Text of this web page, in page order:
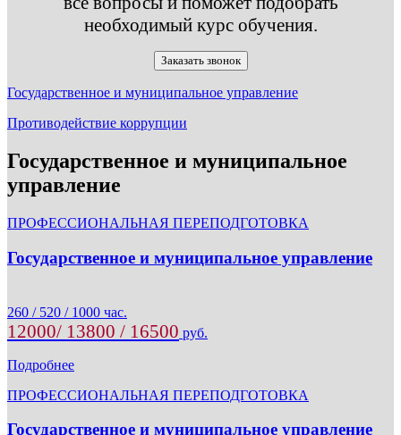
необходимый курс обучения.
Заказать звонок
Государственное и муниципальное управление
Противодействие коррупции
Государственное и муниципальное
управление
ПРОФЕССИОНАЛЬНАЯ ПЕРЕПОДГОТОВКА
Государственное и муниципальное управление
260 / 520 / 1000 час.
12000/ 13800 / 16500 руб.
Подробнее
ПРОФЕССИОНАЛЬНАЯ ПЕРЕПОДГОТОВКА
Государственное и муниципальное управление